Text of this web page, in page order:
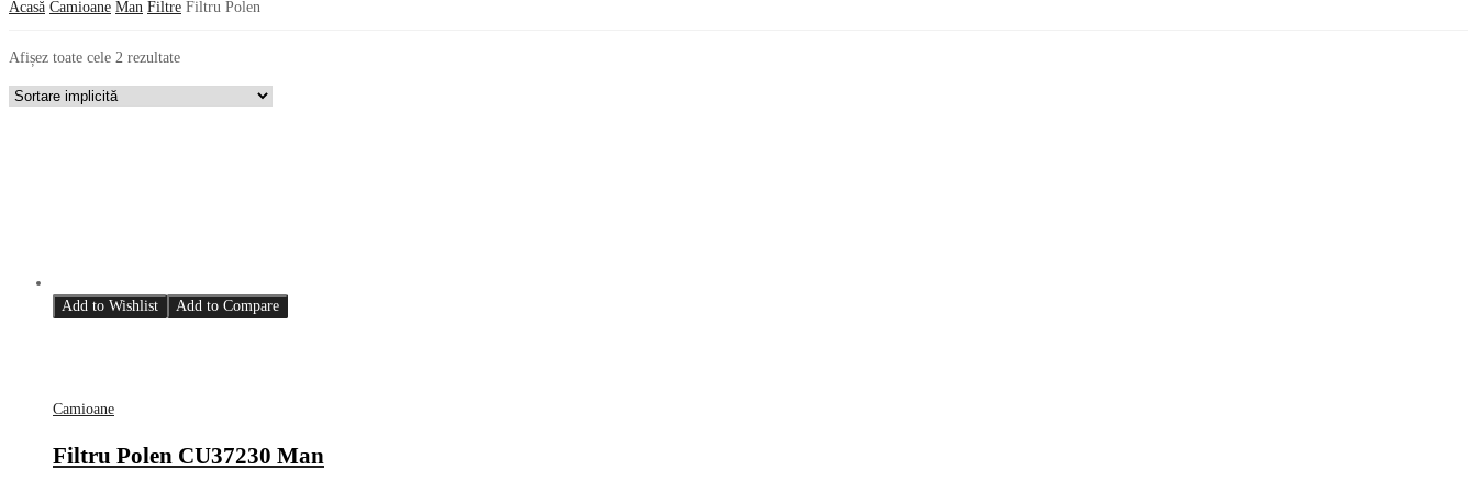
Acasă Camioane Man Filtre Filtru Polen
Afișez toate cele 2 rezultate
Add to Wishlist Add to Compare
Camioane
Filtru Polen CU37230 Man